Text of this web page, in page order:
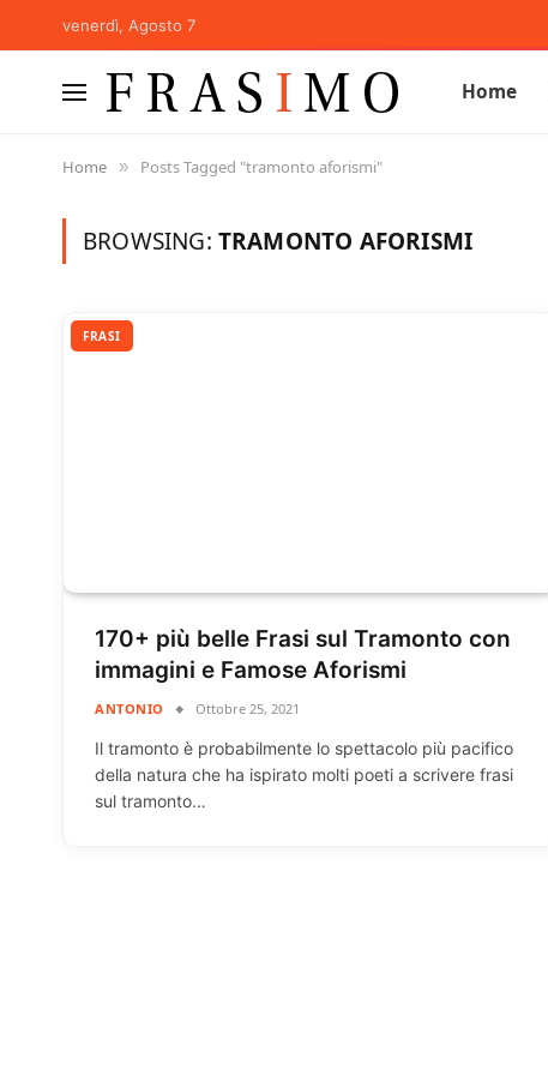
venerdì, Agosto 7
Home
Home » Posts Tagged "tramonto aforismi"
BROWSING: TRAMONTO AFORISMI
FRASI
170+ più belle Frasi sul Tramonto con
immagini e Famose Aforismi
ANTONIO Ottobre 25, 2021
Il tramonto è probabilmente lo spettacolo più pacifico
della natura che ha ispirato molti poeti a scrivere frasi
sul tramonto…